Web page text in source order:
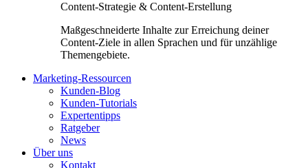
Content-Strategie & Content-Erstellung
Maßgeschneiderte Inhalte zur Erreichung deiner
Content-Ziele in allen Sprachen und für unzählige
Themengebiete.
Marketing-Ressourcen
Kunden-Blog
Kunden-Tutorials
Expertentipps
Ratgeber
News
Über uns
Kontakt